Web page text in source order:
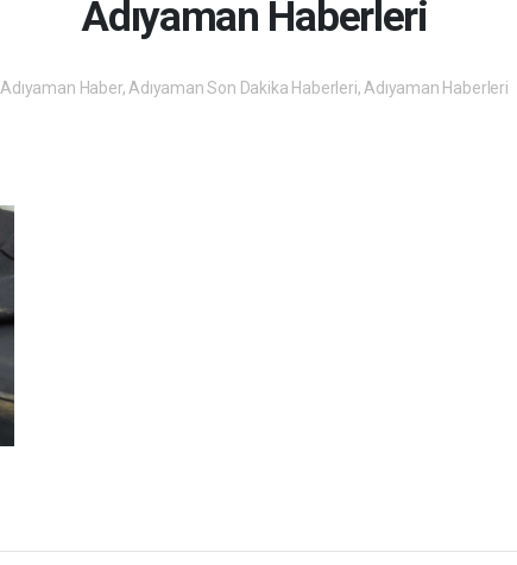
Adıyaman Haberleri
Adıyaman Haber, Adıyaman Son Dakika Haberleri, Adıyaman Haberleri